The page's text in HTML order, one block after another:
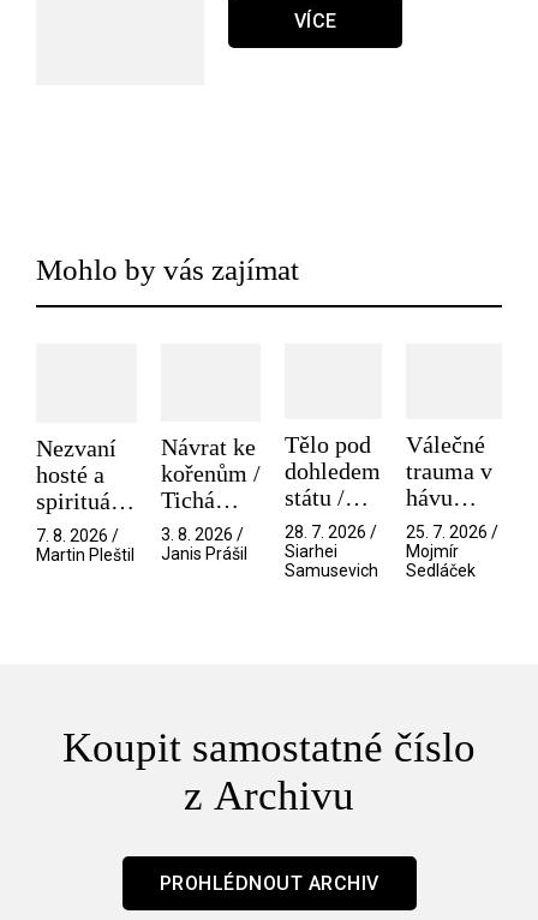
VÍCE
Mohlo by vás zajímat
Nezvaní
hosté a
spirituální
narušitelé
z vesmíru
7. 8. 2026 /
Martin Pleštil
Návrat ke
kořenům /
Tichá
přítelkyně
3. 8. 2026 /
Janis Prášil
Tělo pod
dohledem
státu /
Pramen
28. 7. 2026 /
Siarhei
Samusevich
Válečné
trauma v
hávu
spektáklu
/ Odyssea
25. 7. 2026 /
Mojmír
Sedláček
Koupit samostatné číslo
z Archivu
PROHLÉDNOUT ARCHIV